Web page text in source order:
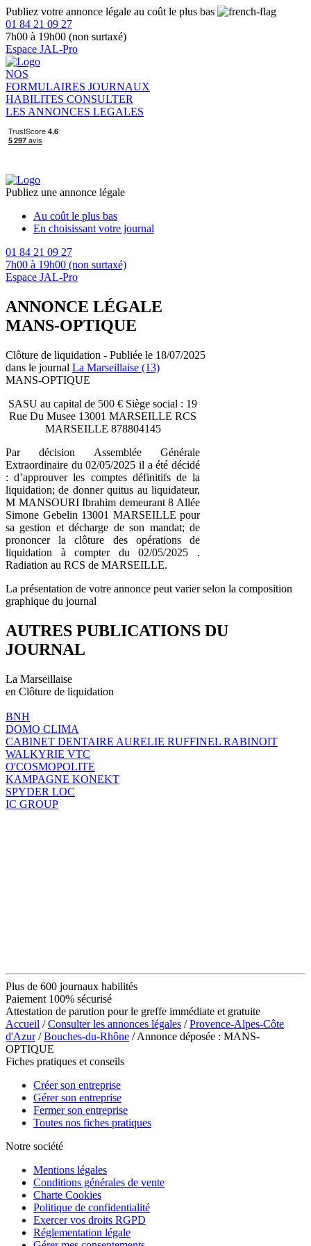
Publiez votre annonce légale au coût le plus bas
01 84 21 09 27
7h00 à 19h00 (non surtaxé)
Espace JAL-Pro
NOS
FORMULAIRES JOURNAUX
HABILITES CONSULTER
LES ANNONCES LEGALES
Publiez une annonce légale
Au coût le plus bas
En choisissant votre journal
01 84 21 09 27
7h00 à 19h00 (non surtaxé)
Espace JAL-Pro
ANNONCE LÉGALE
MANS-OPTIQUE
Clôture de liquidation - Publiée le 18/07/2025
dans le journal La Marseillaise (13)
MANS-OPTIQUE
SASU au capital de 500 € Siège social : 19
Rue Du Musee 13001 MARSEILLE RCS
MARSEILLE 878804145
Par décision Assemblée Générale
Extraordinaire du 02/05/2025 il a été décidé
: d’approuver les comptes définitifs de la
liquidation; de donner quitus au liquidateur,
M MANSOURI Ibrahim demeurant 8 Allée
Simone Gebelin 13001 MARSEILLE pour
sa gestion et décharge de son mandat; de
prononcer la clôture des opérations de
liquidation à compter du 02/05/2025 .
Radiation au RCS de MARSEILLE.
La présentation de votre annonce peut varier selon la composition
graphique du journal
AUTRES PUBLICATIONS DU
JOURNAL
La Marseillaise
en Clôture de liquidation
BNH
DOMO CLIMA
CABINET DENTAIRE AURELIE RUFFINEL RABINOIT
WALKYRIE VTC
O'COSMOPOLITE
KAMPAGNE KONEKT
SPYDER LOC
IC GROUP
Plus de 600 journaux habilités
Paiement 100% sécurisé
Attestation de parution pour le greffe immédiate et gratuite
Accueil /Consulter les annonces légales /Provence-Alpes-Côte
d'Azur/Bouches-du-Rhône / Annonce déposée : MANS-
OPTIQUE
Fiches pratiques et conseils
Créer son entreprise
Gérer son entreprise
Fermer son entreprise
Toutes nos fiches pratiques
Notre société
Mentions légales
Conditions générales de vente
Charte Cookies
Politique de confidentialité
Exercer vos droits RGPD
Réglementation légale